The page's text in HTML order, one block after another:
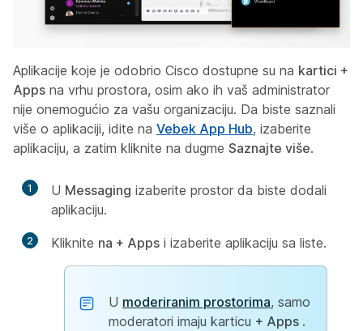
Aplikacije koje je odobrio Cisco dostupne su na kartici +
Apps na vrhu prostora, osim ako ih vaš administrator
nije onemogućio za vašu organizaciju. Da biste saznali
više o aplikaciji, idite na Vebek App Hub, izaberite
aplikaciju, a zatim kliknite na dugme Saznajte više.
1 U Messaging izaberite prostor da biste dodali
aplikaciju.
2 Kliknite na + Apps i izaberite aplikaciju sa liste.
U moderiranim prostorima, samo
moderatori imaju karticu + Apps .